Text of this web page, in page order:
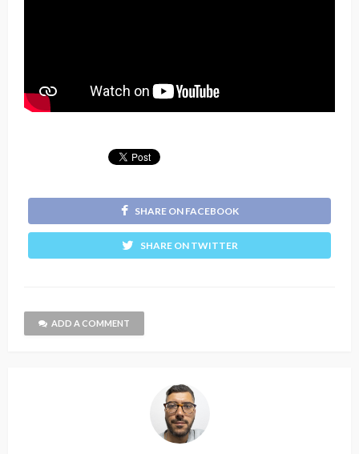
SHARE ON FACEBOOK
SHARE ON TWITTER
ADD A COMMENT